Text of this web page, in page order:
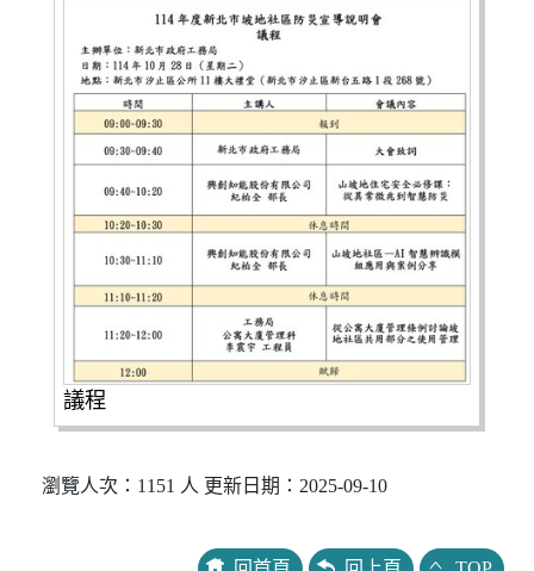
議程
瀏覽人次：1151 人 更新日期：2025-09-10